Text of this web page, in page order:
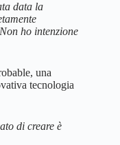
data la
ho intenzione
una
tecnologia
di creare è